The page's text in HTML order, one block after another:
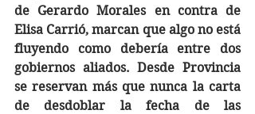
de Gerardo Morales en contra de
Elisa Carrió, marcan que algo no está
fluyendo como debería entre dos
gobiernos aliados. Desde Provincia
se reservan más que nunca la carta
de desdoblar la fecha de las